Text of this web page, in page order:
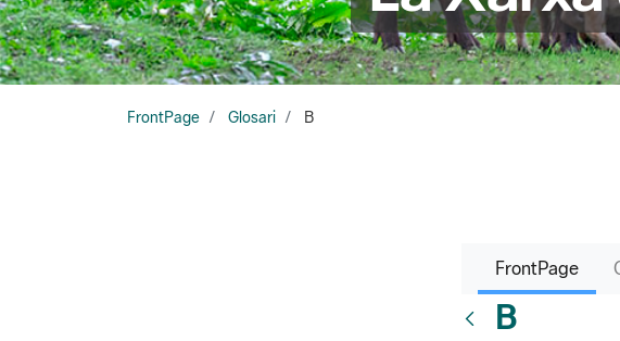
FrontPage Glosari B
FrontPage
B